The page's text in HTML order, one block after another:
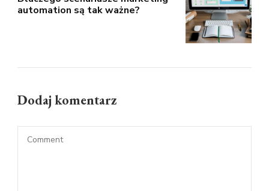
automation są tak ważne?
Dodaj komentarz